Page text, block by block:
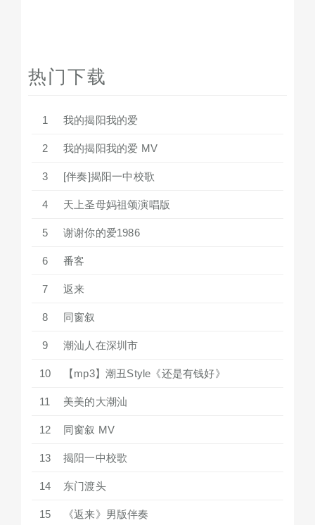
热门下载
1 我的揭阳我的爱
2 我的揭阳我的爱 MV
3 [伴奏]揭阳一中校歌
4 天上圣母妈祖颂演唱版
5 谢谢你的爱1986
6 番客
7 返来
8 同窗叙
9 潮汕人在深圳市
10 【mp3】潮丑Style《还是有钱好》
11 美美的大潮汕
12 同窗叙 MV
13 揭阳一中校歌
14 东门渡头
15 《返来》男版伴奏